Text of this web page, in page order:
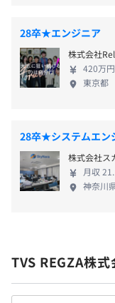
役員及び管理的地
役員17.0%
管理職8.0%
時間は月20時間
できます。 最先
像体験とともに
方はぜひ当社イ
28卒★エンジニア
株式会社
420万
東京都
28卒★システムエン
株式会社ス
月収
神奈川
TVS REGZA株